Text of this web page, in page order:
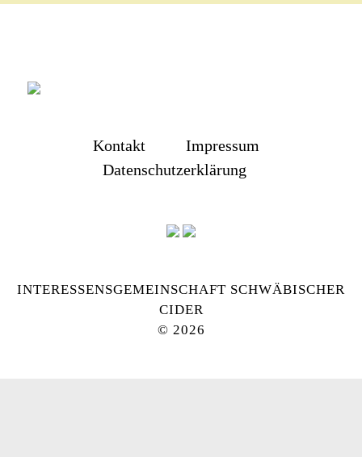
Kontakt
Impressum
Datenschutzerklärung
INTERESSENSGEMEINSCHAFT SCHWÄBISCHER
CIDER
© 2026